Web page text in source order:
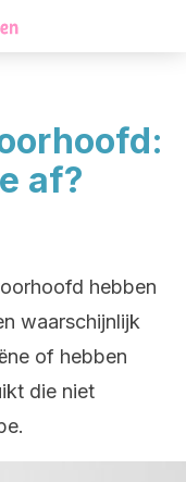
af?
hebben
waarschijnlijk
of hebben
die niet